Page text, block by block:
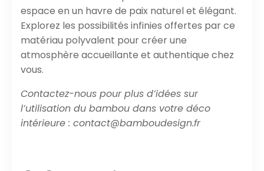
espace en un havre de paix naturel et élégant.
Explorez les possibilités infinies offertes par ce
matériau polyvalent pour créer une
atmosphère accueillante et authentique chez
vous.
Contactez-nous pour plus d’idées sur
l’utilisation du bambou dans votre déco
intérieure : contact@bamboudesign.fr